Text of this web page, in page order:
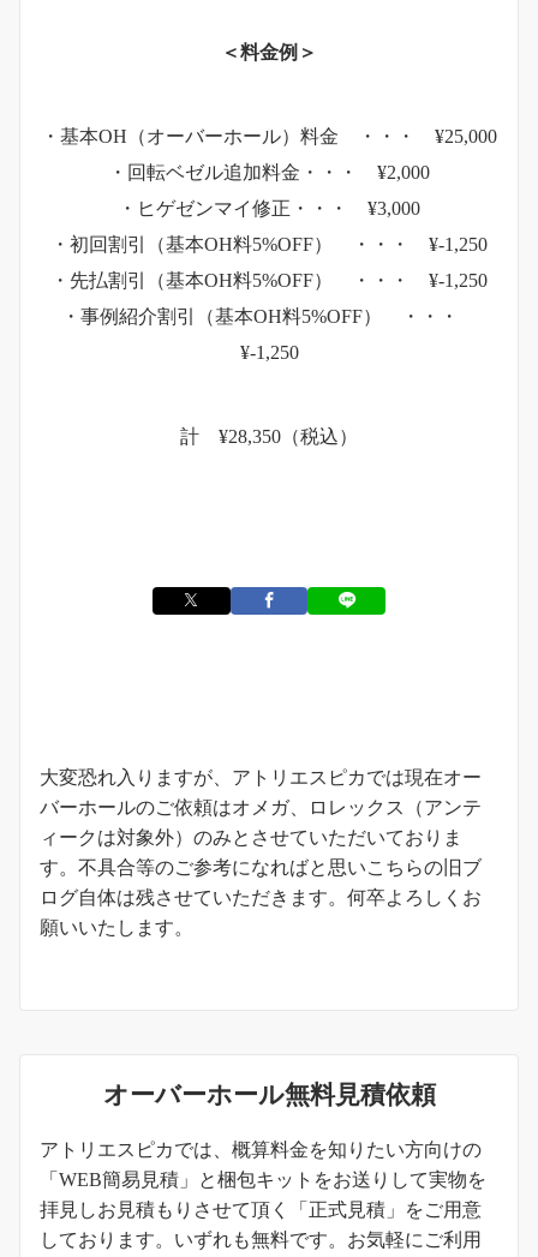
＜料金例＞
・基本OH（オーバーホール）料金 ・・・ ¥25,000
・回転ベゼル追加料金・・・ ¥2,000
・ヒゲゼンマイ修正・・・ ¥3,000
・初回割引（基本OH料5%OFF） ・・・ ¥-1,250
・先払割引（基本OH料5%OFF） ・・・ ¥-1,250
・事例紹介割引（基本OH料5%OFF） ・・・
¥-1,250
計 ¥28,350（税込）
大変恐れ入りますが、アトリエスピカでは現在オー
バーホールのご依頼はオメガ、ロレックス（アンテ
ィークは対象外）のみとさせていただいておりま
す。不具合等のご参考になればと思いこちらの旧ブ
ログ自体は残させていただきます。何卒よろしくお
願いいたします。
オーバーホール無料見積依頼
アトリエスピカでは、概算料金を知りたい方向けの
「WEB簡易見積」と梱包キットをお送りして実物を
拝見しお見積もりさせて頂く「正式見積」をご用意
しております。いずれも無料です。お気軽にご利用